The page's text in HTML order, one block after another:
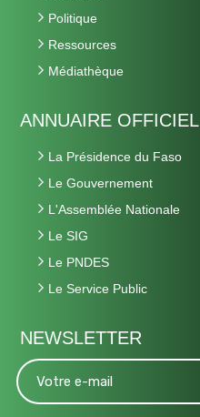
Politique
Ressources
Médiathèque
ANNUAIRE OFFICIEL
La Présidence du Faso
Le Gouvernement
L'Assemblée Nationale
Le SIG
Le PNDES
Le Service Public
NEWSLETTER